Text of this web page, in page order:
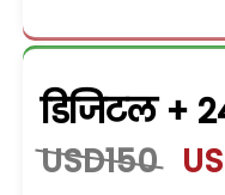
डिजिटल +
USD150